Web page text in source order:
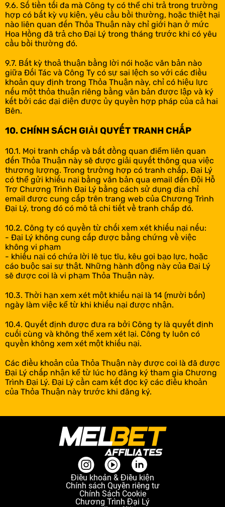
9.6. Số tiền tối đa mà Công ty có thể chi trả trong trường
hợp có bất kỳ vụ kiện, yêu cầu bồi thường, hoặc thiệt hại
nào liên quan đến Thỏa Thuận này chỉ giới hạn ở mức
Hoa Hồng đã trả cho Đại Lý trong tháng trước khi có yêu
cầu bồi thường đó.
9.7. Bất kỳ thoả thuận bằng lời nói hoặc văn bản nào
giữa Đối Tác và Công Ty có sự sai lệch so với các điều
khoản quy định trong Thỏa Thuận này, chỉ có hiệu lực
nếu một thỏa thuận riêng bằng văn bản được lập và ký
kết bởi các đại diện được ủy quyền hợp pháp của cả hai
Bên.
10. CHÍNH SÁCH GIẢI QUYẾT TRANH CHẤP
10.1. Mọi tranh chấp và bất đồng quan điểm liên quan
đến Thỏa Thuận này sẽ được giải quyết thông qua việc
thương lượng. Trong trường hợp có tranh chấp, Đại Lý
có thể gửi khiếu nại bằng văn bản qua email đến Đội Hỗ
Trợ Chương Trình Đại Lý bằng cách sử dụng địa chỉ
email được cung cấp trên trang web của Chương Trình
Đại Lý, trong đó có mô tả chi tiết về tranh chấp đó.
10.2. Công ty có quyền từ chối xem xét khiếu nại nếu:
- Đại Lý không cung cấp được bằng chứng về việc
không vi phạm
- khiếu nại có chứa lời lẽ tục tĩu, kêu gọi bạo lực, hoặc
cáo buộc sai sự thật. Những hành động này của Đại Lý
sẽ được coi là vi phạm Thỏa Thuận này.
10.3. Thời hạn xem xét một khiếu nại là 14 (mười bốn)
ngày làm việc kể từ khi khiếu nại được nhận.
10.4. Quyết định được đưa ra bởi Công ty là quyết định
cuối cùng và không thể xem xét lại. Công ty luôn có
quyền không xem xét một khiếu nại.
Các điều khoản của Thỏa Thuận này được coi là đã được
Đại Lý chấp nhận kể từ lúc họ đăng ký tham gia Chương
Trình Đại Lý. Đại Lý cần cam kết đọc kỹ các điều khoản
của Thỏa Thuận này trước khi đăng ký.
Điều khoản & Điều kiện
Chính sách Quyền riêng tư
Chính Sách Сookie
Chương Trình Đại Lý